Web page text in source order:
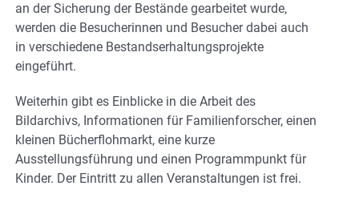
an der Sicherung der Bestände gearbeitet wurde,
werden die Besucherinnen und Besucher dabei auch
in verschiedene Bestandserhaltungsprojekte
eingeführt.
Weiterhin gibt es Einblicke in die Arbeit des
Bildarchivs, Informationen für Familienforscher, einen
kleinen Bücherflohmarkt, eine kurze
Ausstellungsführung und einen Programmpunkt für
Kinder. Der Eintritt zu allen Veranstaltungen ist frei.